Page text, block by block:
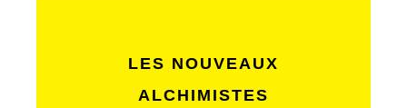
LES NOUVEAUX
ALCHIMISTES